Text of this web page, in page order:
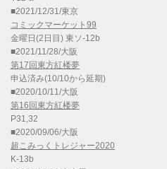
■2021/12/31/東京
コミックマーケット99
金曜日(2日目) 東ソ-12b
■2021/11/28/大阪
第17回東方紅楼夢
申込済み(10/10から延期)
■2020/10/11/大阪
第16回東方紅楼夢
P31,32
■2020/09/06/大阪
超こみっくトレジャー2020
K-13b